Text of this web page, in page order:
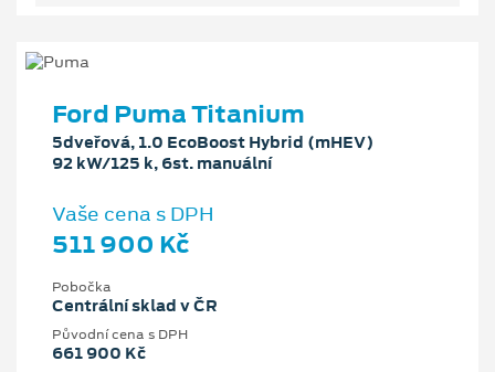
Ford Puma Titanium
5dveřová, 1.0 EcoBoost Hybrid (mHEV)
92 kW/125 k, 6st. manuální
Vaše cena s DPH
511 900 Kč
Pobočka
Centrální sklad v ČR
Původní cena s DPH
661 900 Kč